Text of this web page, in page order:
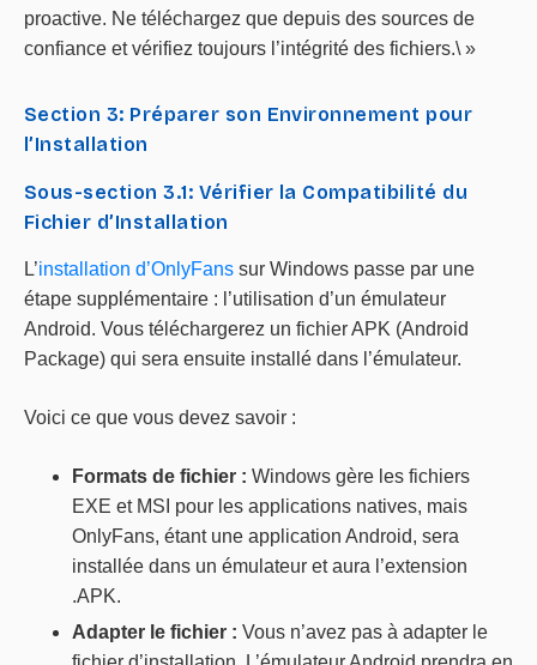
proactive. Ne téléchargez que depuis des sources de
confiance et vérifiez toujours l’intégrité des fichiers.\ »
Section 3: Préparer son Environnement pour
l’Installation
Sous-section 3.1: Vérifier la Compatibilité du
Fichier d’Installation
L’installation d’OnlyFans sur Windows passe par une
étape supplémentaire : l’utilisation d’un émulateur
Android. Vous téléchargerez un fichier APK (Android
Package) qui sera ensuite installé dans l’émulateur.
Voici ce que vous devez savoir :
Formats de fichier : Windows gère les fichiers
EXE et MSI pour les applications natives, mais
OnlyFans, étant une application Android, sera
installée dans un émulateur et aura l’extension
.APK.
Adapter le fichier : Vous n’avez pas à adapter le